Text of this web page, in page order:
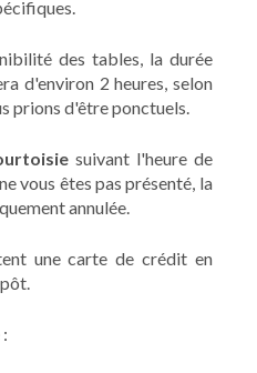
des tables, la durée
d'environ 2 heures, selon
prions d'être ponctuels.
suivant l'heure de
vous êtes pas présenté, la
annulée.
une carte de crédit en